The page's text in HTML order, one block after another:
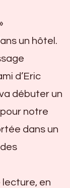
un hôtel.
d’Eric
débuter un
notre
dans un
lecture, en